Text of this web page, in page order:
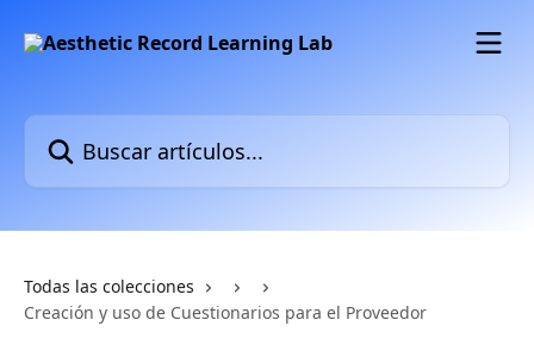
Buscar artículos...
Todas las colecciones
Creación y uso de Cuestionarios para el Proveedor